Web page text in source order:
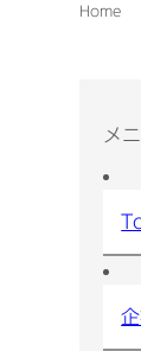
Home
メ